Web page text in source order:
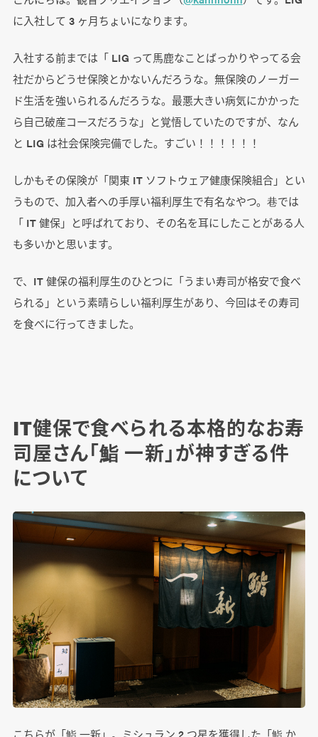
に入社して 3 ヶ月ちょいになります。
入社する前までは「 LIG って馬鹿なことばっかりやってる会
社だからどうせ保険とかないんだろうな。無保険のノーガー
ド生活を強いられるんだろうな。最悪大きい病気にかかった
ら自己破産コースだろうな」と覚悟していたのですが、なん
と LIG は社会保険完備でした。すごい！！！！！！
しかもその保険が「関東 IT ソフトウェア健康保険組合」とい
うもので、加入者への手厚い福利厚生で有名なやつ。巷では
「 IT 健保」と呼ばれており、その名を耳にしたことがある人
も多いかと思います。
で、IT 健保の福利厚生のひとつに「うまい寿司が格安で食べ
られる」という素晴らしい福利厚生があり、今回はその寿司
を食べに行ってきました。
IT健保で食べられる本格的なお寿
司屋さん「鮨 一新」が神すぎる件
について
こちらが「鮨 一新」。ミシュラン 2 つ星を獲得した「鮨 か